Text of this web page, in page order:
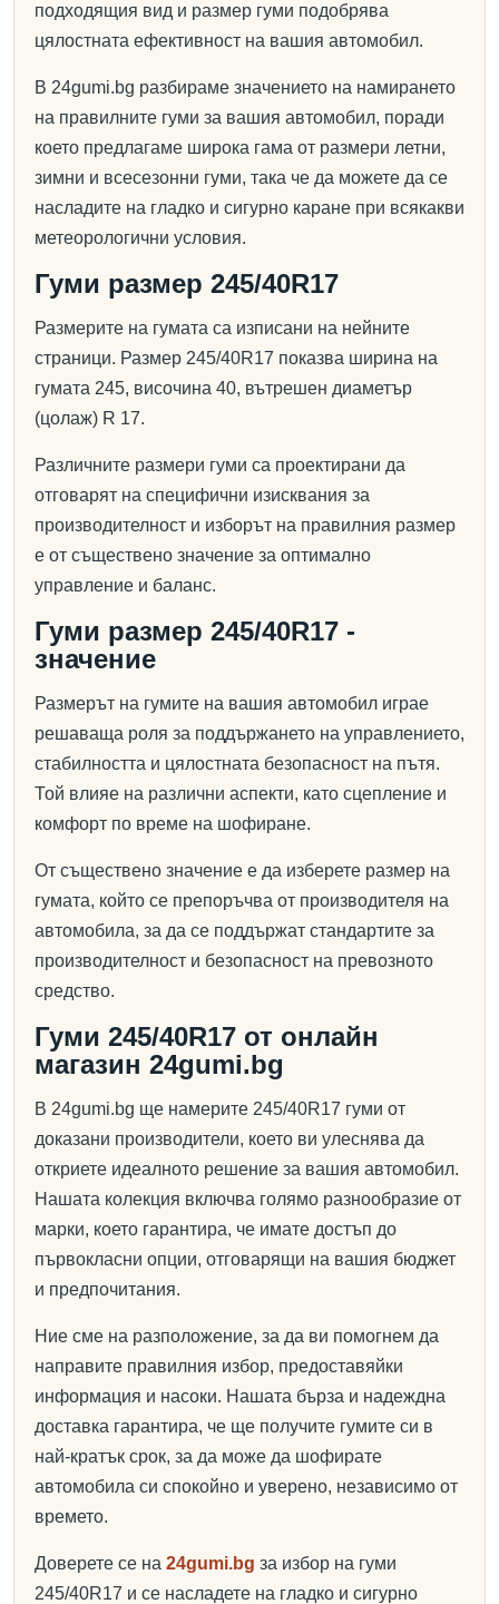
подходящия вид и размер гуми подобрява
цялостната ефективност на вашия автомобил.
В 24gumi.bg разбираме значението на намирането
на правилните гуми за вашия автомобил, поради
което предлагаме широка гама от размери летни,
зимни и всесезонни гуми, така че да можете да се
насладите на гладко и сигурно каране при всякакви
метеорологични условия.
Гуми размер 245/40R17
Размерите на гумата са изписани на нейните
страници. Размер 245/40R17 показва ширина на
гумата 245, височина 40, вътрешен диаметър
(цолаж) R 17.
Различните размери гуми са проектирани да
отговарят на специфични изисквания за
производителност и изборът на правилния размер
е от съществено значение за оптимално
управление и баланс.
Гуми размер 245/40R17 -
значение
Размерът на гумите на вашия автомобил играе
решаваща роля за поддържането на управлението,
стабилността и цялостната безопасност на пътя.
Той влияе на различни аспекти, като сцепление и
комфорт по време на шофиране.
От съществено значение е да изберете размер на
гумата, който се препоръчва от производителя на
автомобила, за да се поддържат стандартите за
производителност и безопасност на превозното
средство.
Гуми 245/40R17 от онлайн
магазин 24gumi.bg
В 24gumi.bg ще намерите 245/40R17 гуми от
доказани производители, което ви улеснява да
откриете идеалното решение за вашия автомобил.
Нашата колекция включва голямо разнообразие от
марки, което гарантира, че имате достъп до
първокласни опции, отговарящи на вашия бюджет
и предпочитания.
Ние сме на разположение, за да ви помогнем да
направите правилния избор, предоставяйки
информация и насоки. Нашата бърза и надеждна
доставка гарантира, че ще получите гумите си в
най-кратък срок, за да може да шофирате
автомобила си спокойно и уверено, независимо от
времето.
Доверете се на 24gumi.bg за избор на гуми
245/40R17 и се насладете на гладко и сигурно